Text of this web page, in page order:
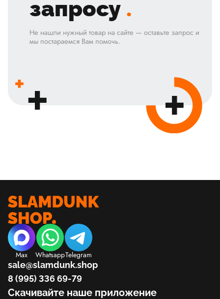
запросу .
Не нашли нужный товар на сайте — оставьте запрос и
мы постараемся Вам помочь.
Max WhatsappTelegram
sale@slamdunk.shop
8 (995) 336 69-79
Скачивайте наше приложение